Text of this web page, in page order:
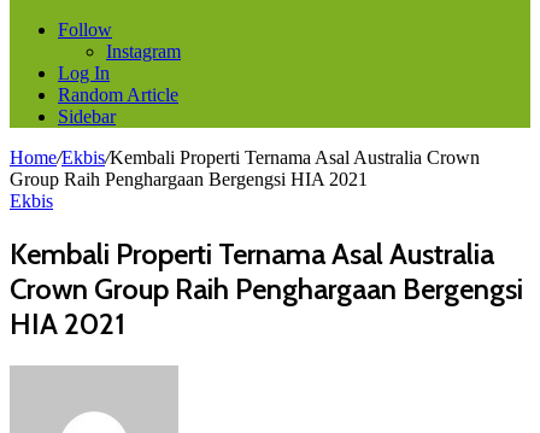
Follow
Instagram
Log In
Random Article
Sidebar
Home/Ekbis/Kembali Properti Ternama Asal Australia Crown
Group Raih Penghargaan Bergengsi HIA 2021
Ekbis
Kembali Properti Ternama Asal Australia
Crown Group Raih Penghargaan Bergengsi
HIA 2021